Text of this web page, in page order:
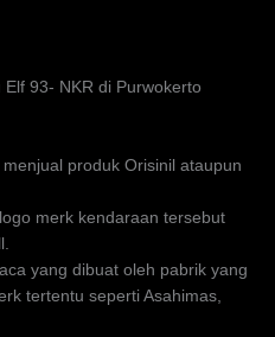
93- NKR di Purwokerto
produk Orisinil ataupun
merk kendaraan tersebut
yang dibuat oleh pabrik yang
tertentu seperti Asahimas,